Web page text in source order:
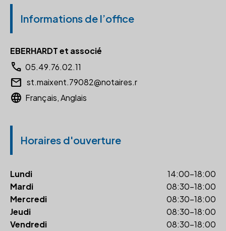
Informations de l’office
EBERHARDT et associé
call 05.49.76.02.11
email st.maixent.79082@notaires.r
language Français, Anglais
Horaires d'ouverture
Lundi
14:00-18:00
Mardi
08:30-18:00
Mercredi
08:30-18:00
Jeudi
08:30-18:00
Vendredi
08:30-18:00